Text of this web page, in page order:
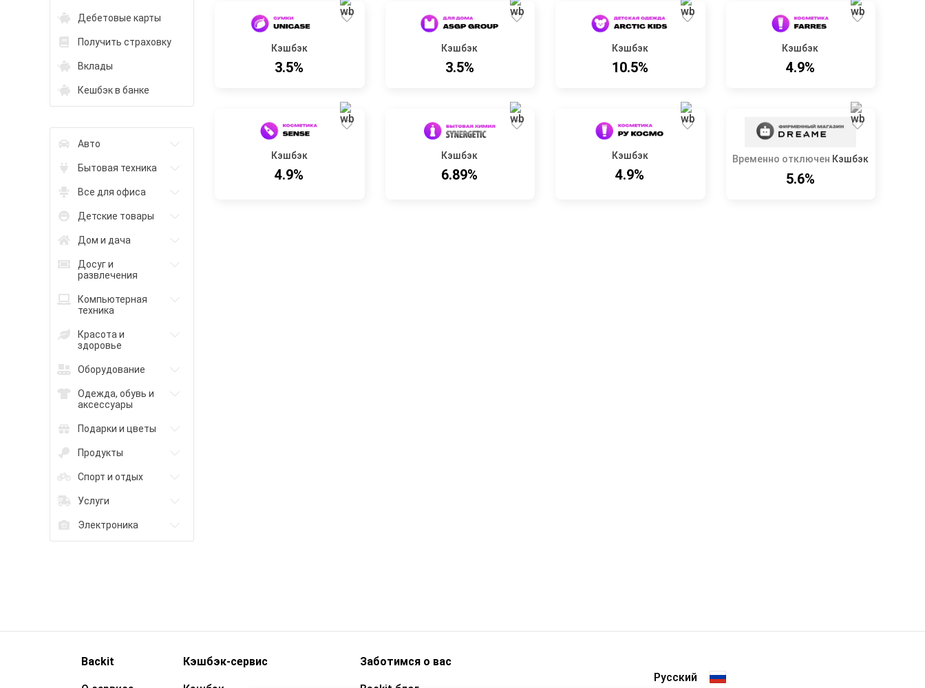
Дебетовые карты
Получить страховку
Вклады
Кешбэк в банке
Авто
Бытовая техника
Все для офиса
Детские товары
Дом и дача
Досуг и
развлечения
Компьютерная
техника
Красота и
здоровье
Оборудование
Одежда, обувь и
аксессуары
Подарки и цветы
Продукты
Спорт и отдых
Услуги
Электроника
Кэшбэк
3.5%
Кэшбэк
3.5%
Кэшбэк
10.5%
Кэшбэк
4.9%
Кэшбэк
4.9%
Кэшбэк
6.89%
Кэшбэк
4.9%
Временно отключен Кэшбэк
5.6%
Backit Кэшбэк-сервис Заботимся о вас